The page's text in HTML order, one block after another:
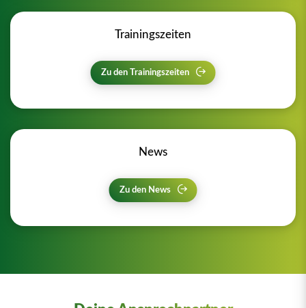
Trainingszeiten
Zu den Trainingszeiten
News
Zu den News